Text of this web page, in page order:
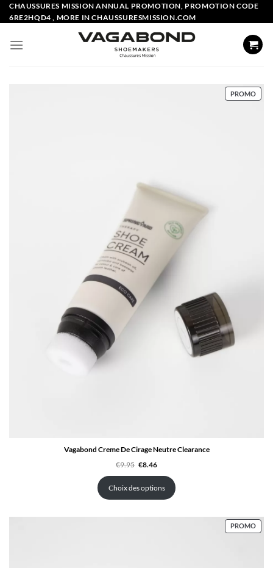
Skip
to
CHAUSSURES MISSION ANNUAL PROMOTION, PROMOTION CODE
6RE2HQD4 , MORE IN CHAUSSURESMISSION.COM
PROMO
EN
Vagabond Creme De Cirage Neutre Clearance
€9.95 Le
initial
était :
€9.95.
€8.46Le
actuel
est :
€8.46.
Choix des options
PROMO
EN